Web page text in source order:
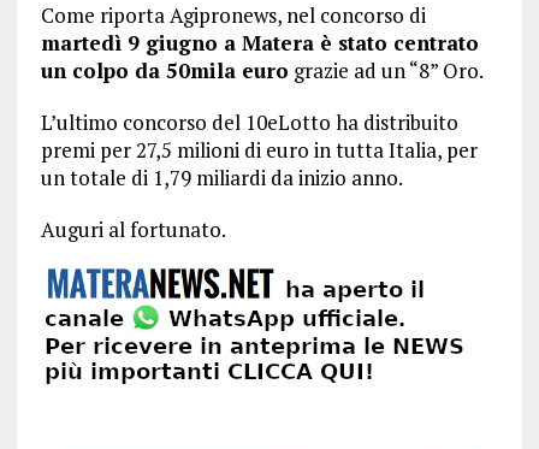
Come riporta Agipronews, nel concorso di
martedì 9 giugno a Matera è stato centrato
un colpo da 50mila euro grazie ad un “8” Oro.
L’ultimo concorso del 10eLotto ha distribuito
premi per 27,5 milioni di euro in tutta Italia, per
un totale di 1,79 miliardi da inizio anno.
Auguri al fortunato.